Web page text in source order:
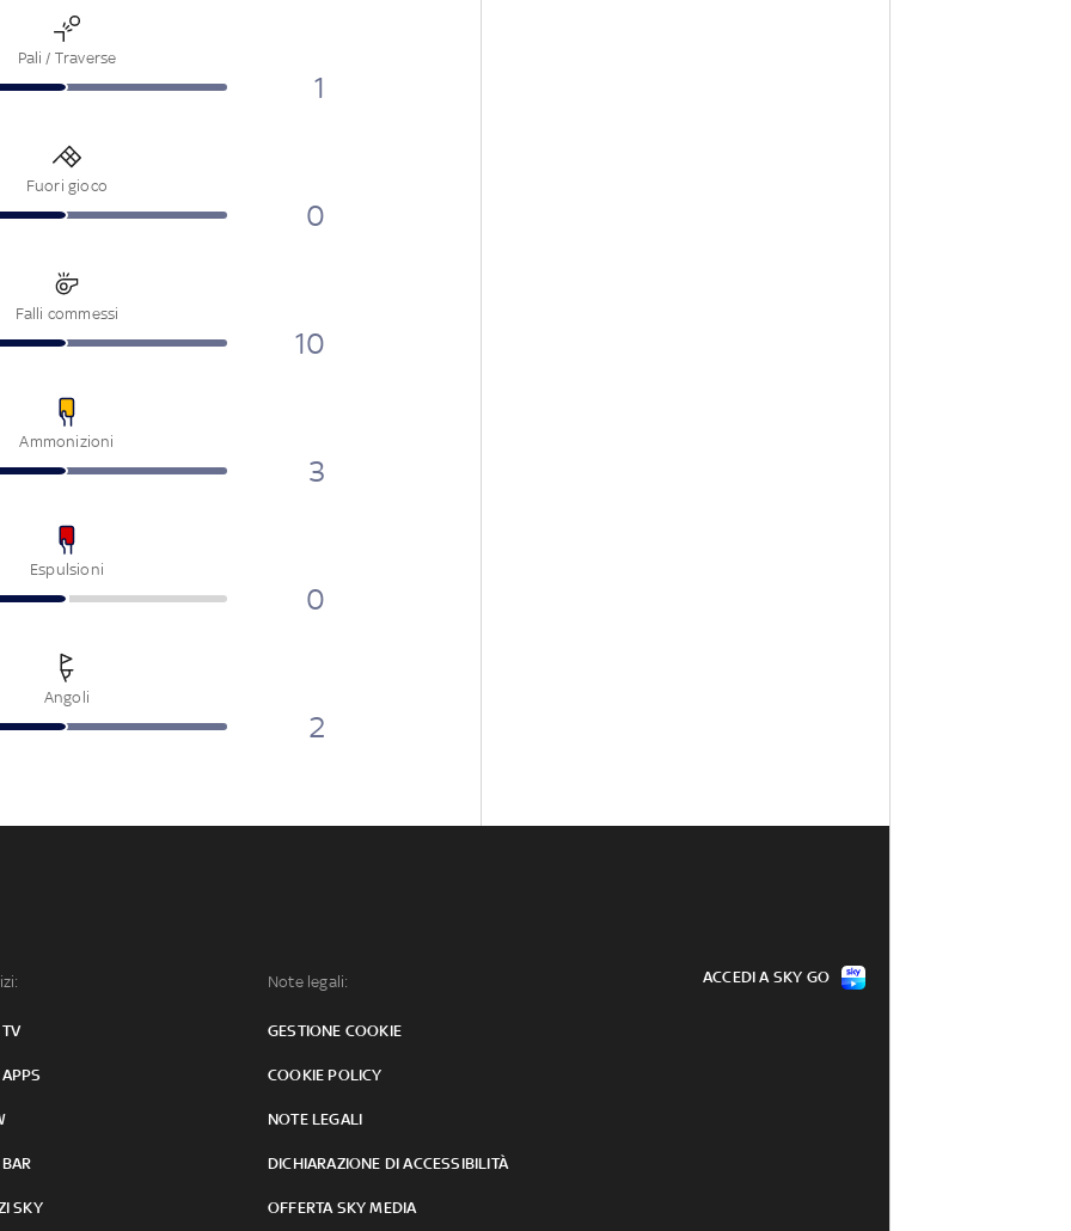
Pali / Traverse
1
Fuori gioco
0
Falli commessi
10
Ammonizioni
3
Espulsioni
0
Angoli
2
SKY
Note legali:
GESTIONE COOKIE
COOKIE POLICY
NOTE LEGALI
DICHIARAZIONE DI ACCESSIBILITÀ
OFFERTA SKY MEDIA
ACCEDI A SKY GO